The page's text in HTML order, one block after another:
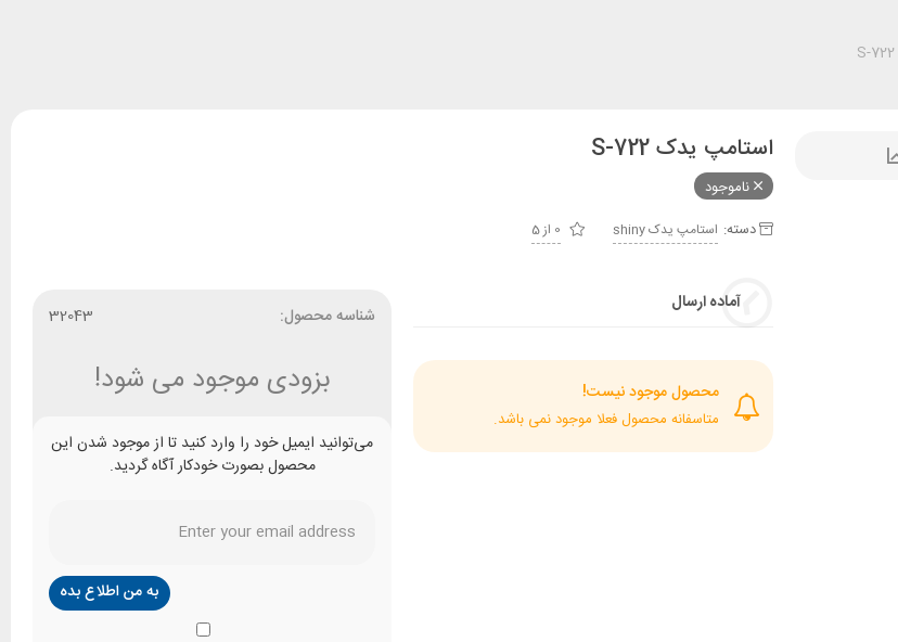
استامپ یدک S-722
ناموجود
دسته: استامپ يدک shiny 0 از 5
آماده ارسال
محصول موجود نیست!
متاسفانه محصول فعلا موجود نمی باشد.
شناسه محصول: 32043
بزودی موجود می شود!
می‌توانید ایمیل خود را وارد کنید تا از موجود شدن این
محصول بصورت خودکار آگاه گردید.